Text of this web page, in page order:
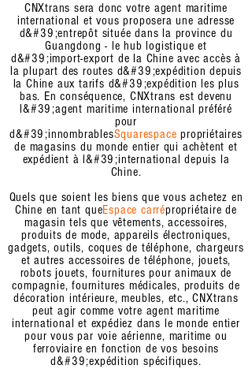
CNXtrans sera donc votre agent maritime
international et vous proposera une adresse
d&#39;entrepôt située dans la province du
Guangdong - le hub logistique et
d&#39;import-export de la Chine avec accès à
la plupart des routes d&#39;expédition depuis
la Chine aux tarifs d&#39;expédition les plus
bas. En conséquence, CNXtrans est devenu
l&#39;agent maritime international préféré
pour
d&#39;innombrablesSquarespacepropriétaires
de magasins du monde entier qui achètent et
expédient à l&#39;international depuis la
Chine.
Quels que soient les biens que vous achetez en
Chine en tant queEspace carrépropriétaire de
magasin tels que vêtements, accessoires,
produits de mode, appareils électroniques,
gadgets, outils, coques de téléphone, chargeurs
et autres accessoires de téléphone, jouets,
robots jouets, fournitures pour animaux de
compagnie, fournitures médicales, produits de
décoration intérieure, meubles, etc., CNXtrans
peut agir comme votre agent maritime
international et expédiez dans le monde entier
pour vous par voie aérienne, maritime ou
ferroviaire en fonction de vos besoins
d&#39;expédition spécifiques.